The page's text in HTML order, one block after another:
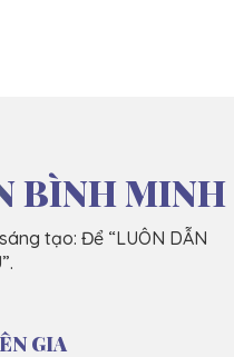
BÌNH MINH
tạo: Để “LUÔN DẪN
GIA